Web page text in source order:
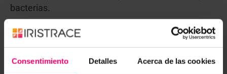
Consentimiento Detalles Acerca de las cookies
bacterias.
Levaduras
Van a consumir el ácido láctico y el azúcar residual,
llevando a cabo dos funciones: